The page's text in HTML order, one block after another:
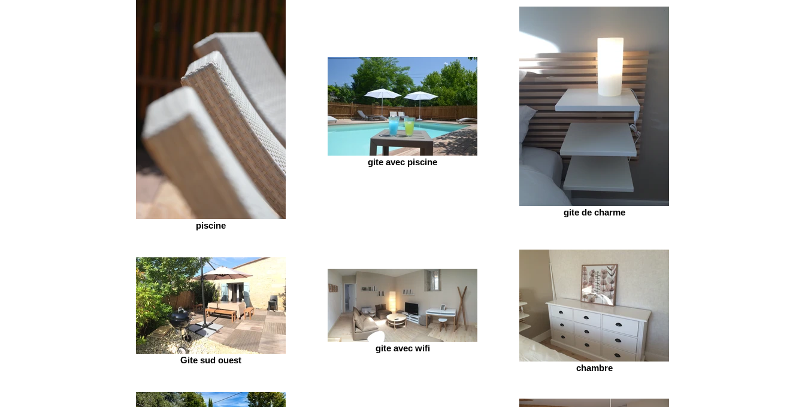
piscine
gite avec piscine
gite de charme
Gite sud ouest
gite avec wifi
chambre